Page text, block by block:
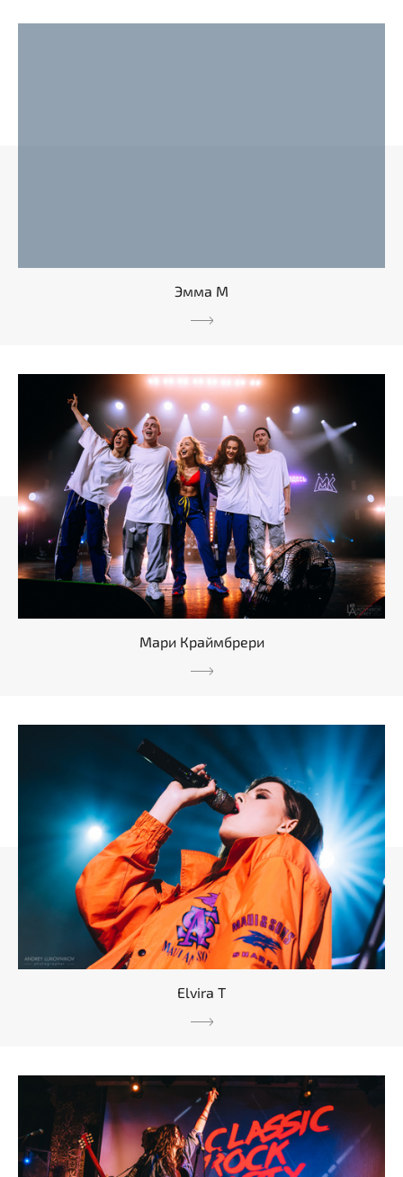
Эмма М
Мари Краймбрери
Elvira T